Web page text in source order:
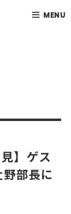
MENU
】ゲス
部長に